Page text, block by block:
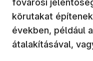
fővárosi
körutakat
években, például
átalakításával,